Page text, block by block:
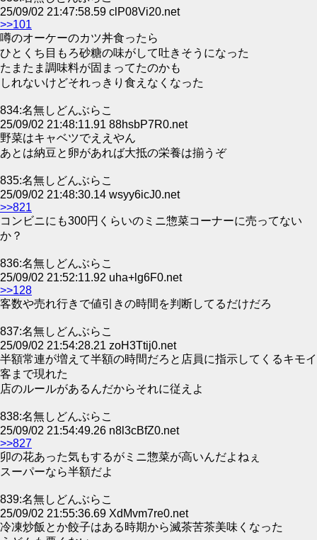
25/09/02 21:47:58.59 clP08Vi20.net
>>101
噂のオーケーのカツ丼食ったら
ひとくち目もろ砂糖の味がして吐きそうになった
たまたま調味料が固まってたのかも
しれないけどそれっきり食えなくなった
834:名無しどんぶらこ
25/09/02 21:48:11.91 88hsbP7R0.net
野菜はキャベツでええやん
あとは納豆と卵があれば大抵の栄養は揃うぞ
835:名無しどんぶらこ
25/09/02 21:48:30.14 wsyy6icJ0.net
>>821
コンビニにも300円くらいのミニ惣菜コーナーに売ってない
か？
836:名無しどんぶらこ
25/09/02 21:52:11.92 uha+lg6F0.net
>>128
客数や売れ行きで値引きの時間を判断してるだけだろ
837:名無しどんぶらこ
25/09/02 21:54:28.21 zoH3Ttij0.net
半額常連が増えて半額の時間だろと店員に指示してくるキモイ
客まで現れた
店のルールがあるんだからそれに従えよ
838:名無しどんぶらこ
25/09/02 21:54:49.26 n8l3cBfZ0.net
>>827
卯の花あった気もするがミニ惣菜が高いんだよねぇ
スーパーなら半額だよ
839:名無しどんぶらこ
25/09/02 21:55:36.69 XdMvm7re0.net
冷凍炒飯とか餃子はある時期から滅茶苦茶美味くなった